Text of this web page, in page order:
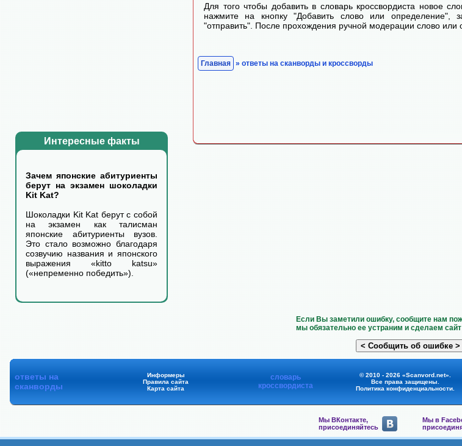
Интересные факты
Зачем японские абитуриенты
берут на экзамен шоколадки
Kit Kat?
Шоколадки Kit Kat берут с собой
на экзамен как талисман
японские абитуриенты вузов.
Это стало возможно благодаря
созвучию названия и японского
выражения «kitto katsu»
(«непременно победить»).
Для того чтобы добавить в словарь кроссвордиста новое
нажмите на кнопку "Добавить слово или определение",
"отправить". После прохождения ручной модерации слово или
Главная » ответы на сканворды и кроссворды
Если Вы заметили ошибку, сообщите нам
мы обязательно ее устраним и сделаем
ответы на
сканворды
Информеры
Правила сайта
Карта сайта
словарь
кроссвордиста
© 2010 - 2026 «Scanvord.net».
Все права защищены.
Политика конфиденциальности.
Мы ВКонтакте,
присоединяйтесь
Мы в